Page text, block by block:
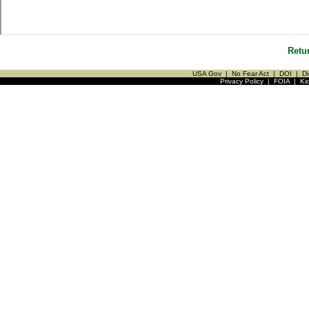
USA Gov | No Fear Act | DOI |
Privacy Policy| FOIA|